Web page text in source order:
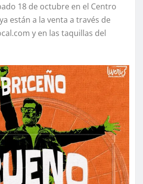
18 de octubre en el Centro
están a la venta a través de
y en las taquillas del